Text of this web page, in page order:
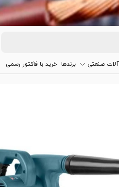
آلات صنعتی برندها خرید با فاکتور رسمی